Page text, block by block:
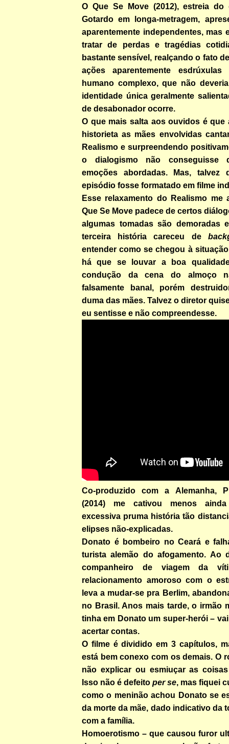
O Que Se Move (2012), estreia do
Gotardo em longa-metragem,
aparentemente independentes, mas
tratar de perdas e tragédias
bastante sensível, realçando o fato
ações aparentemente
humano complexo, que não
identidade única geralmente
de desabonador ocorre.
O que mais salta aos ouvidos é que
historieta as mães envolvidas
Realismo e surpreendendo
o dialogismo não conseguisse
emoções abordadas. Mas, talvez
episódio fosse formatado em filme
Esse relaxamento do Realismo me
Que Se Move padece de certos
algumas tomadas são demoradas
terceira história careceu de
entender como se chegou à
há que se louvar a boa
condução da cena do almoço
falsamente banal, porém
duma das mães. Talvez o diretor
eu sentisse e não compreendesse.
Co-produzido com a Alemanha,
(2014) me cativou menos
excessiva pruma história tão
elipses não-explicadas.
Donato é bombeiro no Ceará e
turista alemão do afogamento. Ao
companheiro de viagem da
relacionamento amoroso com o
leva a mudar-se pra Berlim,
no Brasil. Anos mais tarde, o irmão
tinha em Donato um super-herói –
acertar contas.
O filme é dividido em 3 capítulos,
está bem conexo com os demais. O
não explicar ou esmiuçar as
Isso não é defeito per se , mas fiquei
como o meninão achou Donato se
da morte da mãe, dado indicativo da
com a família.
Homoerotismo – que causou furor